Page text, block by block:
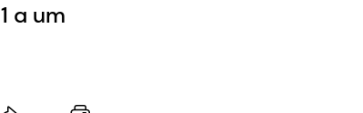
a um